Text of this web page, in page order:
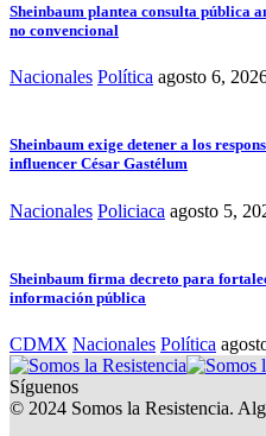
Sheinbaum plantea consulta pública
no convencional
Nacionales Política agosto 6,
Sheinbaum exige detener a los
influencer César Gastélum
Nacionales Policiaca agosto 5,
Sheinbaum firma decreto para
información pública
CDMX Nacionales Política
Síguenos
© 2024 Somos la Resistencia.